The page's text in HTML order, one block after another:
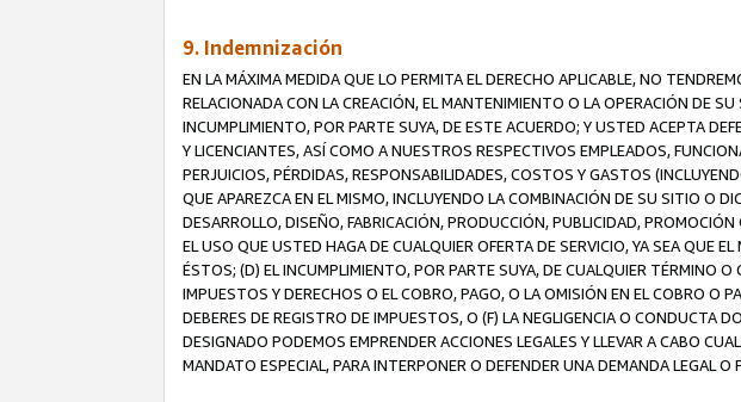
9. Indemnización
EN LA MÁXIMA MEDIDA QUE LO PERMITA EL DERECHO APLICABLE, NO
RELACIONADA CON LA CREACIÓN, EL MANTENIMIENTO O LA OPERACIÓN DE
INCUMPLIMIENTO, POR PARTE SUYA, DE ESTE ACUERDO; Y USTED ACEPTA
Y LICENCIANTES, ASÍ COMO A NUESTROS RESPECTIVOS EMPLEADOS,
PERJUICIOS, PÉRDIDAS, RESPONSABILIDADES, COSTOS Y GASTOS
QUE APAREZCA EN EL MISMO, INCLUYENDO LA COMBINACIÓN DE SU SITIO O
DESARROLLO, DISEÑO, FABRICACIÓN, PRODUCCIÓN, PUBLICIDAD,
EL USO QUE USTED HAGA DE CUALQUIER OFERTA DE SERVICIO, YA SEA QUE
ÉSTOS; (D) EL INCUMPLIMIENTO, POR PARTE SUYA, DE CUALQUIER TÉRMINO
IMPUESTOS Y DERECHOS O EL COBRO, PAGO, O LA OMISIÓN EN EL COBRO O
DEBERES DE REGISTRO DE IMPUESTOS, O (F) LA NEGLIGENCIA O CONDUCTA
DESIGNADO PODEMOS EMPRENDER ACCIONES LEGALES Y LLEVAR A CABO
MANDATO ESPECIAL, PARA INTERPONER O DEFENDER UNA DEMANDA LEGAL